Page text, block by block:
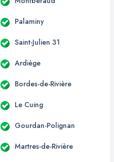
Palaminy
Saint-Julien 31
Ardiège
Bordes-de-Rivière
Le Cuing
Gourdan-Polignan
Martres-de-Rivière